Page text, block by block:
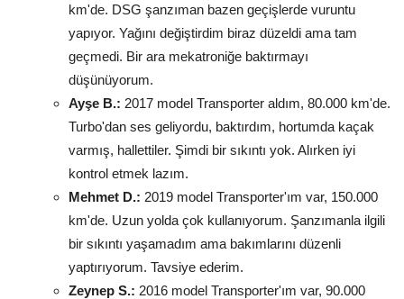
km'de. DSG şanzıman bazen geçişlerde vuruntu
yapıyor. Yağını değiştirdim biraz düzeldi ama tam
geçmedi. Bir ara mekatroniğe baktırmayı
düşünüyorum.
Ayşe B.: 2017 model Transporter aldım, 80.000 km'de.
Turbo'dan ses geliyordu, baktırdım, hortumda kaçak
varmış, hallettiler. Şimdi bir sıkıntı yok. Alırken iyi
kontrol etmek lazım.
Mehmet D.: 2019 model Transporter'ım var, 150.000
km'de. Uzun yolda çok kullanıyorum. Şanzımanla ilgili
bir sıkıntı yaşamadım ama bakımlarını düzenli
yaptırıyorum. Tavsiye ederim.
Zeynep S.: 2016 model Transporter'ım var, 90.000